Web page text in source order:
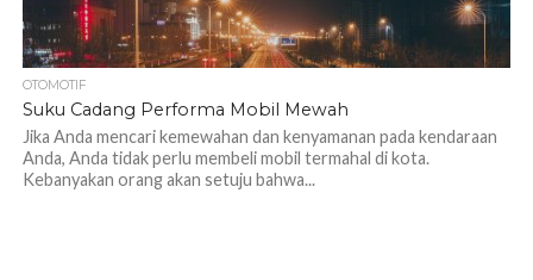
OTOMOTIF
Suku Cadang Performa Mobil Mewah
Jika Anda mencari kemewahan dan kenyamanan pada kendaraan
Anda, Anda tidak perlu membeli mobil termahal di kota.
Kebanyakan orang akan setuju bahwa...